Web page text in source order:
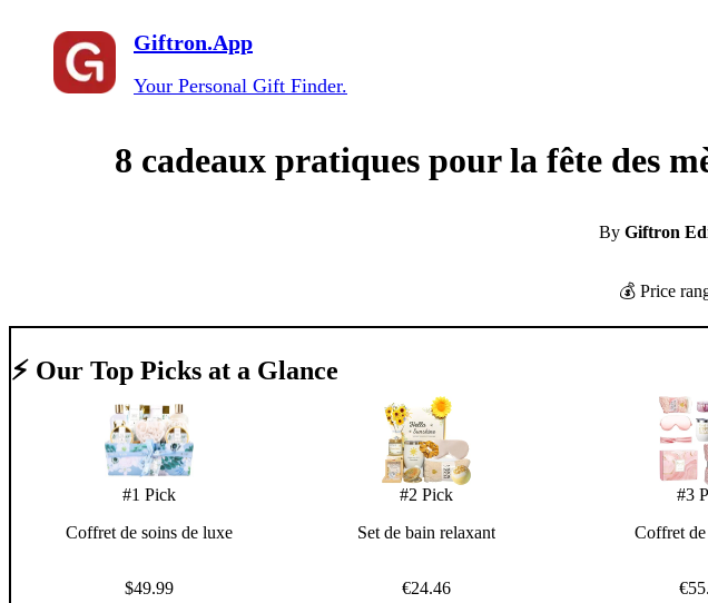
Giftron.App
Your Personal Gift Finder.
8 cadeaux pratiques pour la fête des
By Giftron
💰 Price
⚡ Our Top Picks at a Glance
#1 Pick
Coffret de soins de luxe
$49.99
#2 Pick
Set de bain relaxant
€24.46
#3
Coffret